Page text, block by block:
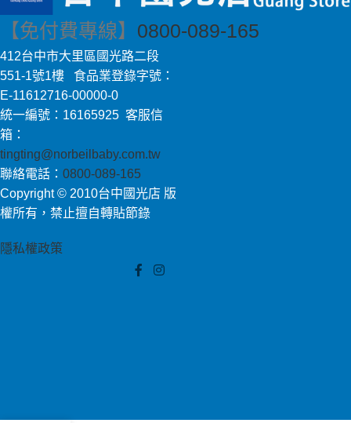
【免付費專線】 0800-089-165
412台中市大里區國光路二段
551-1號1樓 食品業登錄字號：
E-11612716-00000-0
統一編號：16165925 客服信
箱：
tingting@norbeilbaby.com.tw
聯絡電話： 0800-089-165
Copyright © 2010台中國光店 版
權所有，禁止擅自轉貼節錄
隱私權政策